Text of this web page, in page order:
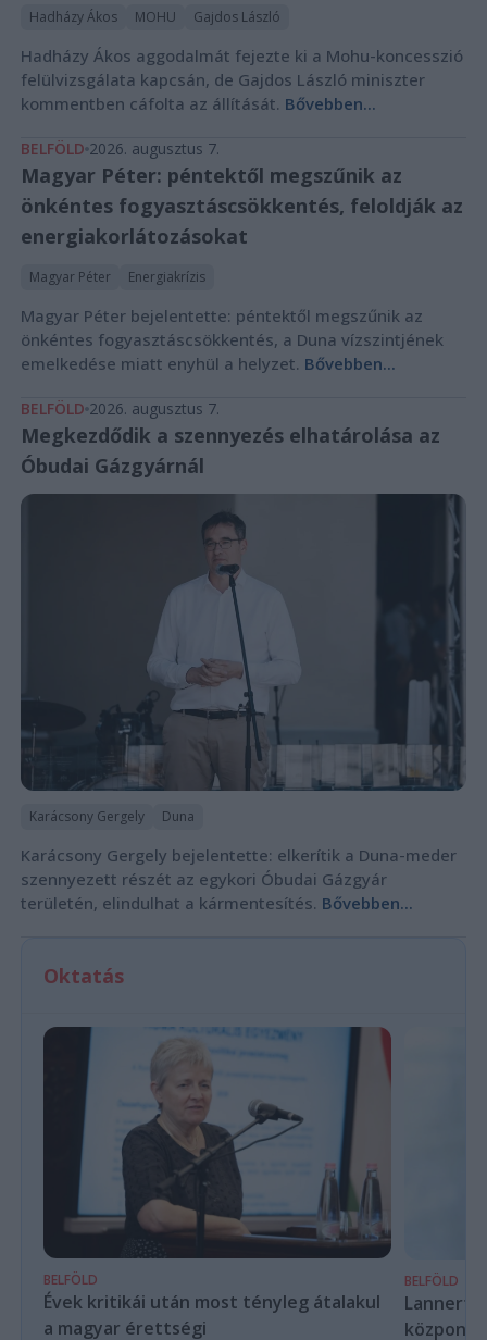
Hadházy Ákos MOHU Gajdos László
Hadházy Ákos aggodalmát fejezte ki a Mohu-koncesszió
felülvizsgálata kapcsán, de Gajdos László miniszter
kommentben cáfolta az állítását. Bővebben...
BELFÖLD 2026. augusztus 7.
Magyar Péter: péntektől megszűnik az
önkéntes fogyasztáscsökkentés, feloldják az
energiakorlátozásokat
Magyar Péter Energiakrízis
Magyar Péter bejelentette: péntektől megszűnik az
önkéntes fogyasztáscsökkentés, a Duna vízszintjének
emelkedése miatt enyhül a helyzet. Bővebben...
BELFÖLD 2026. augusztus 7.
Megkezdődik a szennyezés elhatárolása az
Óbudai Gázgyárnál
Karácsony Gergely Duna
Karácsony Gergely bejelentette: elkerítik a Duna-meder
szennyezett részét az egykori Óbudai Gázgyár
területén, elindulhat a kármentesítés. Bővebben...
Oktatás
BELFÖLD
Évek kritikái után most tényleg átalakul
a magyar érettségi
BELFÖLD
Lannert